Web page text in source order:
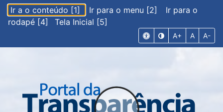
Ir a o conteúdo [1] Ir para o menu [2]
Ir para o
rodapé [4]
Tela Inicial [5]
A+ A A-